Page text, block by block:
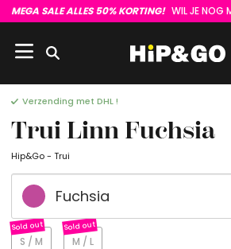
MEGA SALE ALLES 50% KORTING! WIL JE NOG
Verzending met DHL !
Trui Linn Fuchsia
Hip&Go - Trui
Fuchsia
S / M M / L